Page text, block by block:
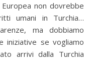
non dovrebbe
umani in Turchia…
ma dobbiamo
iniziative se vogliamo
arrivi dalla Turchia